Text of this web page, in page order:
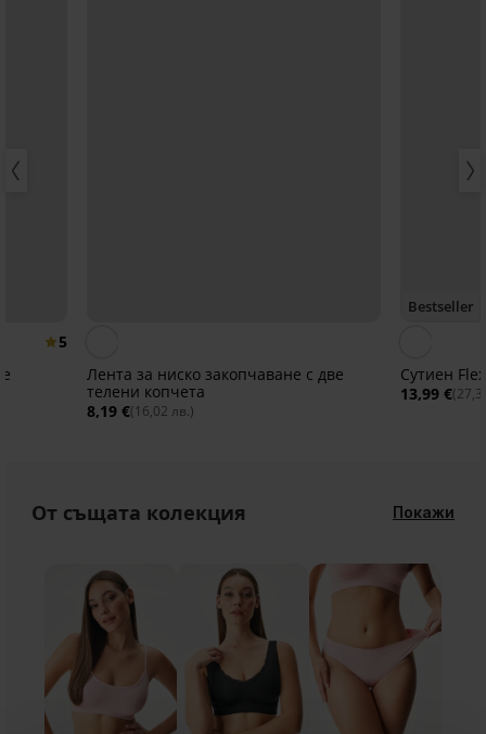
5
Лента за ниско закопчаване с две
телени копчета
8,19 €(16,02 лв.)
Bestseller
Сутиен
13,99 €
От същата колекция Покажи